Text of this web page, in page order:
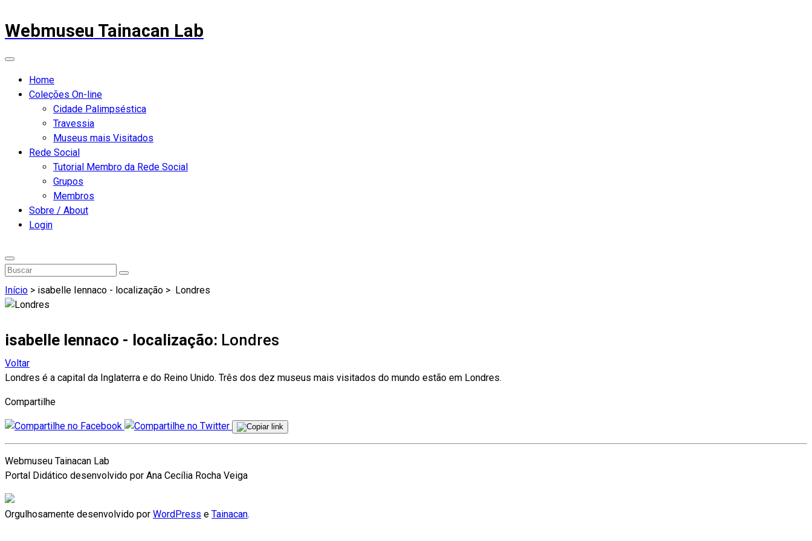
Webmuseu Tainacan Lab
Home
Coleções On-line
Cidade Palimpséstica
Travessia
Museus mais Visitados
Rede Social
Tutorial Membro da Rede Social
Grupos
Membros
Sobre / About
Login
Início > isabelle Iennaco - localização > Londres
isabelle Iennaco - localização: Londres
Voltar
Londres é a capital da Inglaterra e do Reino Unido. Três dos dez museus mais visitados do mundo estão em Londres.
Compartilhe
Webmuseu Tainacan Lab
Portal Didático desenvolvido por Ana Cecília Rocha Veiga
Orgulhosamente desenvolvido por WordPress e Tainacan.